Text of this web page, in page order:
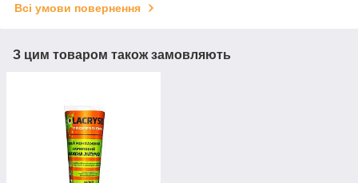
Всі умови повернення
З цим товаром також замовляють